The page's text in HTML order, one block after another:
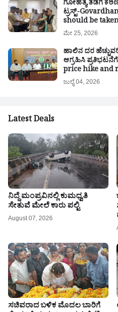
ಗೋಹತ್ಯೆ ತಡೆಗೆ
ಟ್ರಸ್ಟ್-
should be
ಮೇ 25, 2026
ಹಾಲಿನ ದರ
ಆಗ್ರಹಿಸಿ
price hike and
ಜುಲೈ 04, 2026
Latest Deals
ನಿದ್ದೆ ಮಂಪ್ರವಿನಲ್ಲಿ ಕುಮಧ್ವತಿ
ಸೇತುವೆ ಮೇಲೆ ಕಾರು ಪಲ್ಟಿ
August 07, 2026
ಸಚಿವರಾದ ಬಳಿಕ ಮೊದಲ ಬಾರಿಗೆ